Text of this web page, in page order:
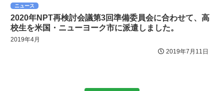
ニュース
2020年NPT再検討会議第3回準備委員会に合わせて、高
校生を米国・ニューヨーク市に派遣しました。
2019年4月
2019年7月11日